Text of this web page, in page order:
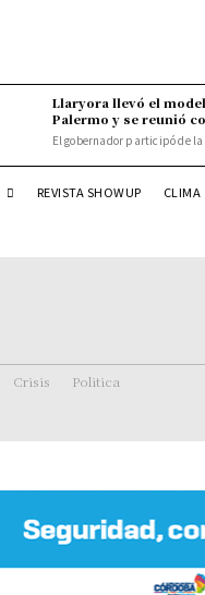
Llaryora llevó el
Palermo y se reunió
El gobernador participó de
REVISTA SHOWUP CLIMA
Crisis Politica